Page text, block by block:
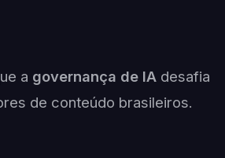
a governança de IA desafia
de conteúdo brasileiros.